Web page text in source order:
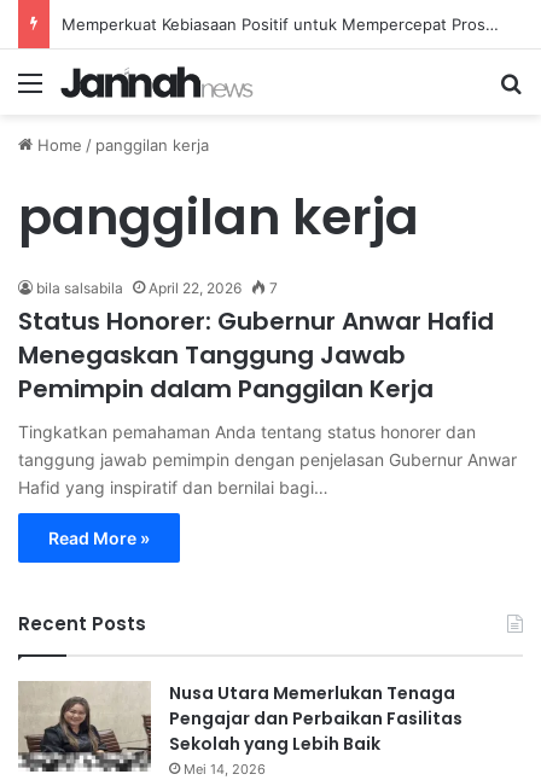
Memperkuat Kebiasaan Positif untuk Mempercepat Proses Pemulihan Mental Anda
Menu
Home / panggilan kerja
panggilan kerja
bila salsabila April 22, 2026 7
Status Honorer: Gubernur Anwar Hafid
Menegaskan Tanggung Jawab
Pemimpin dalam Panggilan Kerja
Tingkatkan pemahaman Anda tentang status honorer dan
tanggung jawab pemimpin dengan penjelasan Gubernur Anwar
Hafid yang inspiratif dan bernilai bagi…
Read More »
Recent Posts
Nusa Utara Memerlukan Tenaga
Pengajar dan Perbaikan Fasilitas
Sekolah yang Lebih Baik
Mei 14, 2026